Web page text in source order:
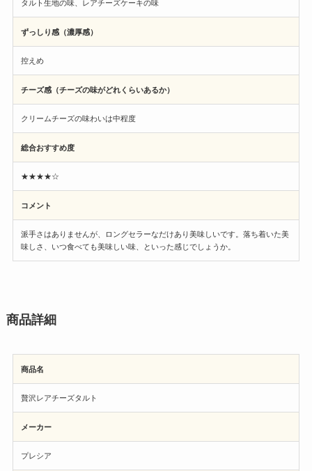
タルト生地の味、レアチーズケーキの味
ずっしり感（濃厚感）
控えめ
チーズ感（チーズの味がどれくらいあるか）
クリームチーズの味わいは中程度
総合おすすめ度
★★★★☆
コメント
派手さはありませんが、ロングセラーなだけあり美味しいです。落ち着いた美
味しさ、いつ食べても美味しい味、といった感じでしょうか。
商品詳細
商品名
贅沢レアチーズタルト
メーカー
プレシア